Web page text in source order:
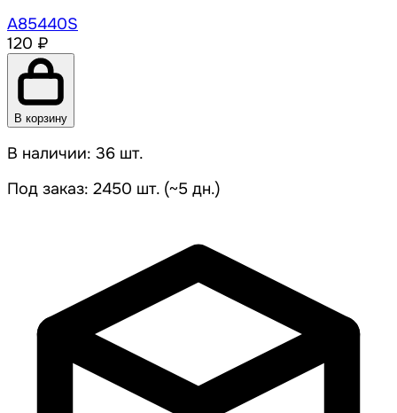
A85440S
120 ₽
В корзину
В наличии: 36 шт.
Под заказ: 2450 шт. (~5 дн.)